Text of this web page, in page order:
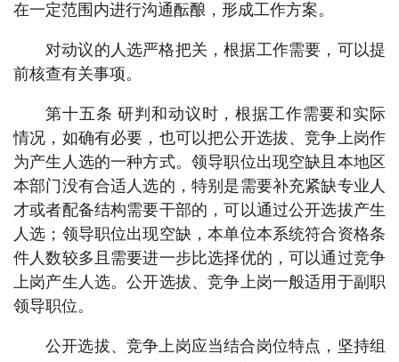
在一定范围内进行沟通酝酿，形成工作方案。
对动议的人选严格把关，根据工作需要，可以提
前核查有关事项。
第十五条 研判和动议时，根据工作需要和实际
情况，如确有必要，也可以把公开选拔、竞争上岗作
为产生人选的一种方式。领导职位出现空缺且本地区
本部门没有合适人选的，特别是需要补充紧缺专业人
才或者配备结构需要干部的，可以通过公开选拔产生
人选；领导职位出现空缺，本单位本系统符合资格条
件人数较多且需要进一步比选择优的，可以通过竞争
上岗产生人选。公开选拔、竞争上岗一般适用于副职
领导职位。
公开选拔、竞争上岗应当结合岗位特点，坚持组